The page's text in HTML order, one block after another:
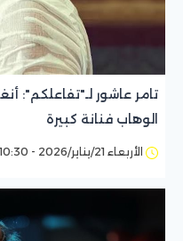
تامر عاشور لـ"تفاعلكم":
الوهاب فنانة كبيرة
الأربعاء 21/يناير/2026 - 10:30 م